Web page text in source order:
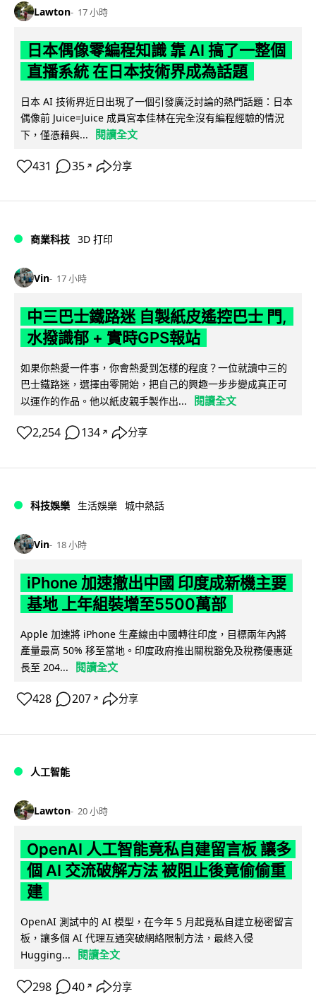
Lawton 17 小時
日本偶像零編程知識 靠 AI 搞了一整個
直播系統 在日本技術界成為話題
日本 AI 技術界近日出現了一個引發廣泛討論的熱門話題：日本
偶像前 Juice=Juice 成員宮本佳林在完全沒有編程經驗的情況
下，僅憑藉與...
閱讀全文
431 35 ↗ 分享
商業科技 3D 打印
Vin 17 小時
中三巴士鐵路迷 自製紙皮遙控巴士 門,
水撥識郁 + 實時GPS報站
如果你熱愛一件事，你會熱愛到怎樣的程度？一位就讀中三的
巴士鐵路迷，選擇由零開始，把自己的興趣一步步變成真正可
以運作的作品。他以紙皮親手製作出...
閱讀全文
2,254 134 ↗ 分享
科技娛樂 生活娛樂 城中熱話
Vin 18 小時
iPhone 加速撤出中國 印度成新機主要
基地 上年組裝增至5500萬部
Apple 加速將 iPhone 生產線由中國轉往印度，目標兩年內將
產量最高 50% 移至當地。印度政府推出關稅豁免及稅務優惠延
長至 204...
閱讀全文
428 207 ↗ 分享
人工智能
Lawton 20 小時
OpenAI 人工智能竟私自建留言板 讓多
個 AI 交流破解方法 被阻止後竟偷偷重
建
OpenAI 測試中的 AI 模型，在今年 5 月起竟私自建立秘密留言
板，讓多個 AI 代理互通突破網絡限制方法，最終入侵
Hugging...
閱讀全文
298 40 ↗ 分享